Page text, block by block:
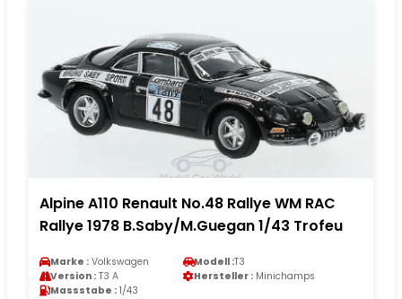
Alpine A110 Renault No.48 Rallye WM RAC
Rallye 1978 B.Saby/M.Guegan 1/43 Trofeu
Marke : Volkswagen Modell :T3
Version : T3 A Hersteller : Minichamps
Massstabe : 1/43